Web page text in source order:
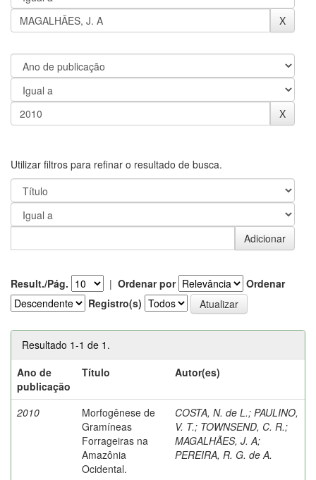
Utilizar filtros para refinar o resultado de busca.
Result./Pág. | Ordenar por
Ordenar
Registro(s)
Resultado 1-1 de 1.
Ano de
publicação
Título Autor(es)
2010
Morfogênese de
Gramíneas
Forrageiras na
Amazônia
Ocidental.
COSTA, N. de L.; PAULINO,
V. T.; TOWNSEND, C. R.;
MAGALHÃES, J. A;
PEREIRA, R. G. de A.